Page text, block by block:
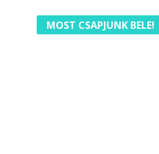
MOST CSAPJUNK BELE!